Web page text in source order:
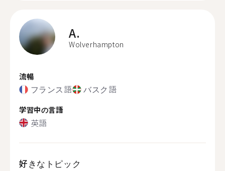
A.
Wolverhampton
流暢
フランス語 バスク語
学習中の言語
英語
好きなトピック